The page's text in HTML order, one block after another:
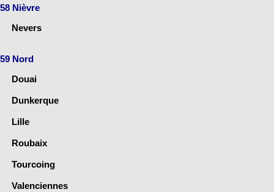
58 Nièvre
Nevers
59 Nord
Douai
Dunkerque
Lille
Roubaix
Tourcoing
Valenciennes